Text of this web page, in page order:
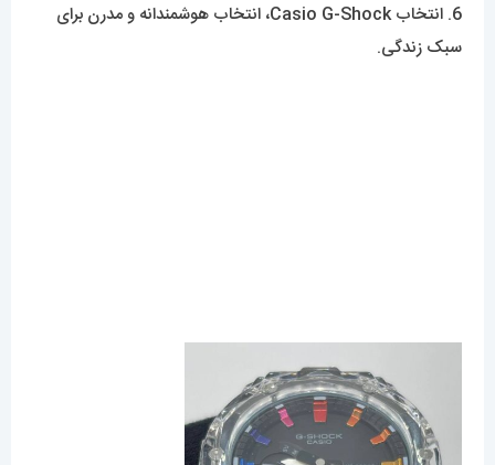
6. انتخاب Casio G-Shock، انتخاب هوشمندانه و مدرن برای
سبک زندگی.